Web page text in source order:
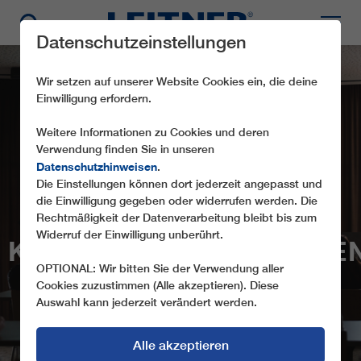
LEITNER ERÖFFNET
NEUES
IN RATSCHINGS
Datenschutzeinstellungen
Wir setzen auf unserer Website Cookies ein, die deine
Einwilligung erfordern.
Weitere Informationen zu Cookies und deren
Verwendung finden Sie in unseren
Datenschutzhinweisen.
Die Einstellungen können dort jederzeit angepasst und
die Einwilligung gegeben oder widerrufen werden. Die
Rechtmäßigkeit der Datenverarbeitung bleibt bis zum
Widerruf der Einwilligung unberührt.
OPTIONAL: Wir bitten Sie der Verwendung aller
Cookies zuzustimmen (Alle akzeptieren). Diese
Auswahl kann jederzeit verändert werden.
Alle akzeptieren